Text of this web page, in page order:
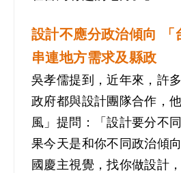
設計不應分政治傾向
「
串連地方需求及縣政
吳孝儒提到，近年來，許
政府都與設計團隊合作，
風」提問：「設計要分不
果今天是和你不同政治傾
國慶主視覺，找你做設計